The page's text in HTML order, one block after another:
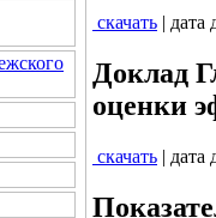
скачать | дата
Доклад
оценки
скачать | дата